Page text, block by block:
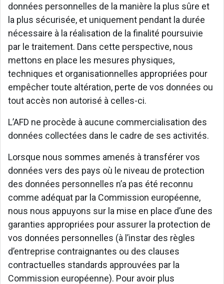
données personnelles de la manière la plus sûre et
la plus sécurisée, et uniquement pendant la durée
nécessaire à la réalisation de la finalité poursuivie
par le traitement. Dans cette perspective, nous
mettons en place les mesures physiques,
techniques et organisationnelles appropriées pour
empêcher toute altération, perte de vos données ou
tout accès non autorisé à celles-ci.
L’AFD ne procède à aucune commercialisation des
données collectées dans le cadre de ses activités.
Lorsque nous sommes amenés à transférer vos
données vers des pays où le niveau de protection
des données personnelles n’a pas été reconnu
comme adéquat par la Commission européenne,
nous nous appuyons sur la mise en place d’une des
garanties appropriées pour assurer la protection de
vos données personnelles (à l’instar des règles
d’entreprise contraignantes ou des clauses
contractuelles standards approuvées par la
Commission européenne). Pour avoir plus